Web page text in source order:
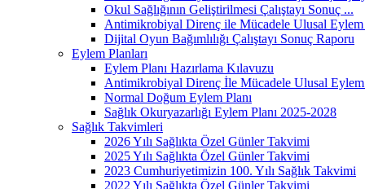
Okul Sağlığının Geliştirilmesi Çalıştayı Sonuç ...
Antimikrobiyal Direnç ile Mücadele Ulusal Eylem
Dijital Oyun Bağımlılığı Çalıştayı Sonuç Raporu
Eylem Planları
Eylem Planı Hazırlama Kılavuzu
Antimikrobiyal Direnç İle Mücadele Ulusal
Normal Doğum Eylem Planı
Sağlık Okuryazarlığı Eylem Planı 2025-2028
Sağlık Takvimleri
2026 Yılı Sağlıkta Özel Günler Takvimi
2025 Yılı Sağlıkta Özel Günler Takvimi
2023 Cumhuriyetimizin 100. Yılı Sağlık Takvimi
2022 Yılı Sağlıkta Özel Günler Takvimi